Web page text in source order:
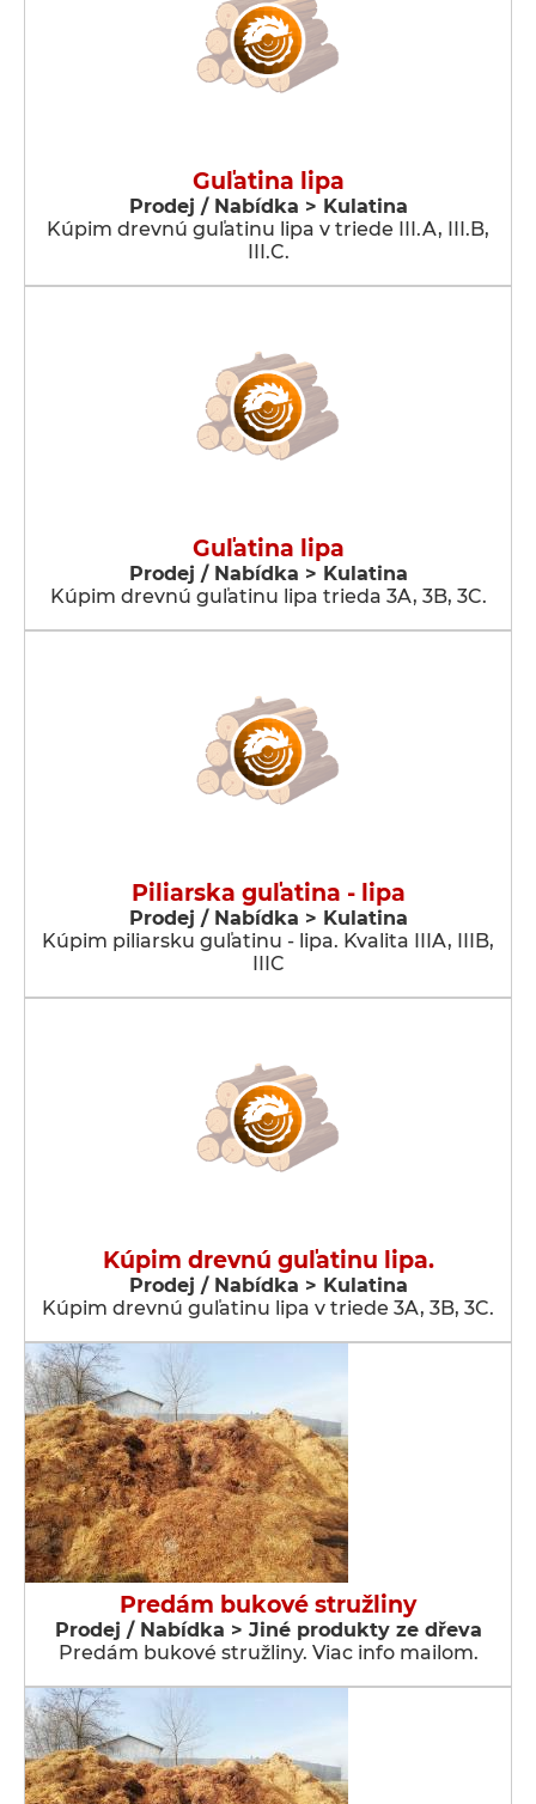
Guľatina lipa
Prodej / Nabídka > Kulatina
Kúpim drevnú guľatinu lipa v triede III.A, III.B,
III.C.
Guľatina lipa
Prodej / Nabídka > Kulatina
Kúpim drevnú guľatinu lipa trieda 3A, 3B, 3C.
Piliarska guľatina - lipa
Prodej / Nabídka > Kulatina
Kúpim piliarsku guľatinu - lipa. Kvalita IIIA, IIIB,
IIIC
Kúpim drevnú guľatinu lipa.
Prodej / Nabídka > Kulatina
Kúpim drevnú guľatinu lipa v triede 3A, 3B, 3C.
Predám bukové stružliny
Prodej / Nabídka > Jiné produkty ze dřeva
Predám bukové stružliny. Viac info mailom.